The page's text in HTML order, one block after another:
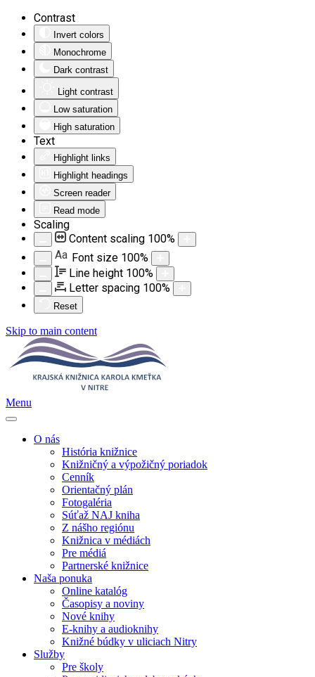
Contrast
Invert colors
Monochrome
Dark contrast
Light contrast
Low saturation
High saturation
Text
Highlight links
Highlight headings
Screen reader
Read mode
Scaling
Content scaling 100%
Aa Font size 100%
Line height 100%
Letter spacing 100%
Reset
Skip to main content
Menu
O nás
História knižnice
Knižničný a výpožičný poriadok
Cenník
Orientačný plán
Fotogaléria
Súťaž NAJ kniha
Z nášho regiónu
Knižnica v médiách
Pre médiá
Partnerské knižnice
Naša ponuka
Online katalóg
Časopisy a noviny
Nové knihy
E-knihy a audioknihy
Knižné búdky v uliciach Nitry
Služby
Pre školy